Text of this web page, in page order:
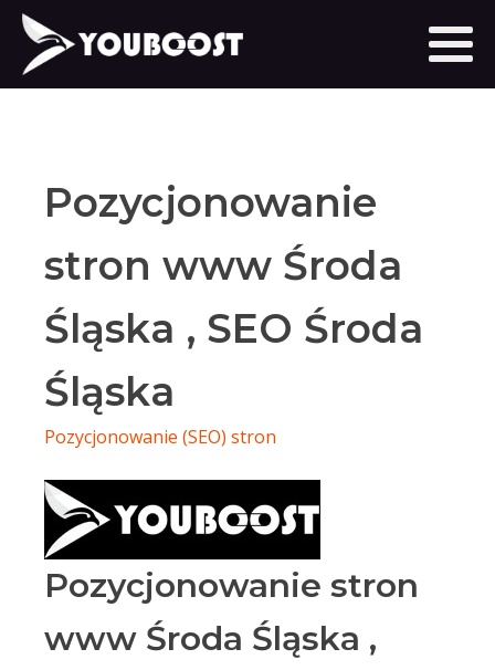
Pozycjonowanie
stron www Środa
Śląska , SEO Środa
Śląska
Pozycjonowanie (SEO) stron
Pozycjonowanie stron
www Środa Śląska ,